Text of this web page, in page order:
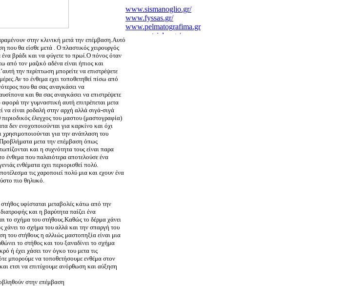
στην κλινική μετά την επέμβαση.Αυτό
που θα είσθε μετά . Ο πλαστικός χειρουργός
ένα βράδι και να φύγετε το πρωί.Ο πόνος όταν
από τον μαζικό αδένα είναι ήπιος και
την περίπτωση μπορείτε να επιστρέψετε
το ένθεμα εχει τοποθετηθεί πίσω από
που θα σας αναγκάσει να
και θα σας αναγκάσει να επιστρέψετε
την γυμναστική αυτή επιτρέπεται μετα
είναι ροδαλή στην αρχή αλλά σιγά-σιγά
περιοδικός έλεγχος του μαστου (μαστογραφία)
δεν ενοχοποιούνται για καρκίνο και όχι
χρησιμοποιούνται για την ανάπλαση του
μετα την επέμβαση όπως
και η συχνότητα τους είναι παρα
που παλαιότερα αποτελούσε ένα
ενθέματα εχει περιορισθεί πολύ.
τις χαροποιεί πολύ μια και εχουν ένα
πιο θηλυκό.
υφίσταται μεταβολές κάτω από την
και η βαρύτητα παίζει ένα
το σχήμα του στήθους.Καθώς το δέρμα χάνει
χάνει το σχήμα του αλλά και την σπαργή του
του στήθους η αλλιώς μαστοπηξία είναι μια
το στήθος και του ξαναδίνει το σχήμα
ή έχει χάσει τον όγκο του μετα τις
μπορούμε να τοποθετήσουμε ενθέμα στον
ετσι να επιτύχουμε ανόρθωση και αύξηση
στην επέμβαση
www.sismanoglio.gr/
www.fyssas.gr/
www.pelmatografima.gr
www.patsialas.gr/